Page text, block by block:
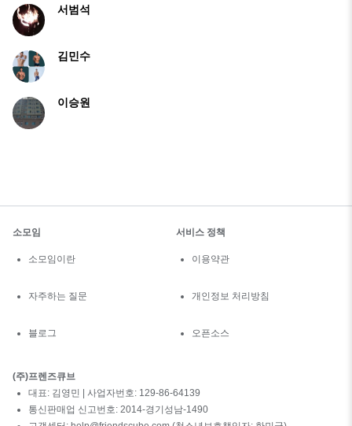
서범석
김민수
이승원
소모임
소모임이란
자주하는 질문
블로그
서비스 정책
이용약관
개인정보 처리방침
오픈소스
(주)프렌즈큐브
대표: 김영민 | 사업자번호: 129-86-64139
통신판매업 신고번호: 2014-경기성남-1490